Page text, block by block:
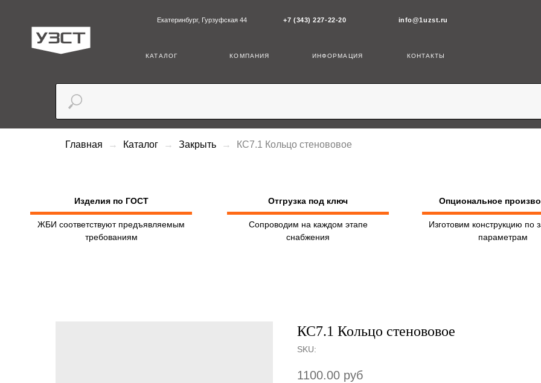
Екатеринбург, Гурзуфская 44 +7 (343) 227-22-20 info@1uzst.ru
Главная Каталог Закрыть КС7.1 Кольцо стенововое
Изделия по ГОСТ
ЖБИ соответствуют предъявляемым
требованиям
Изготовим конструкцию по
параметрам
Опциональное
Отгрузка под ключ
Сопроводим на каждом этапе
снабжения
КС7.1 Кольцо стенововое
SKU:
1100.00 руб